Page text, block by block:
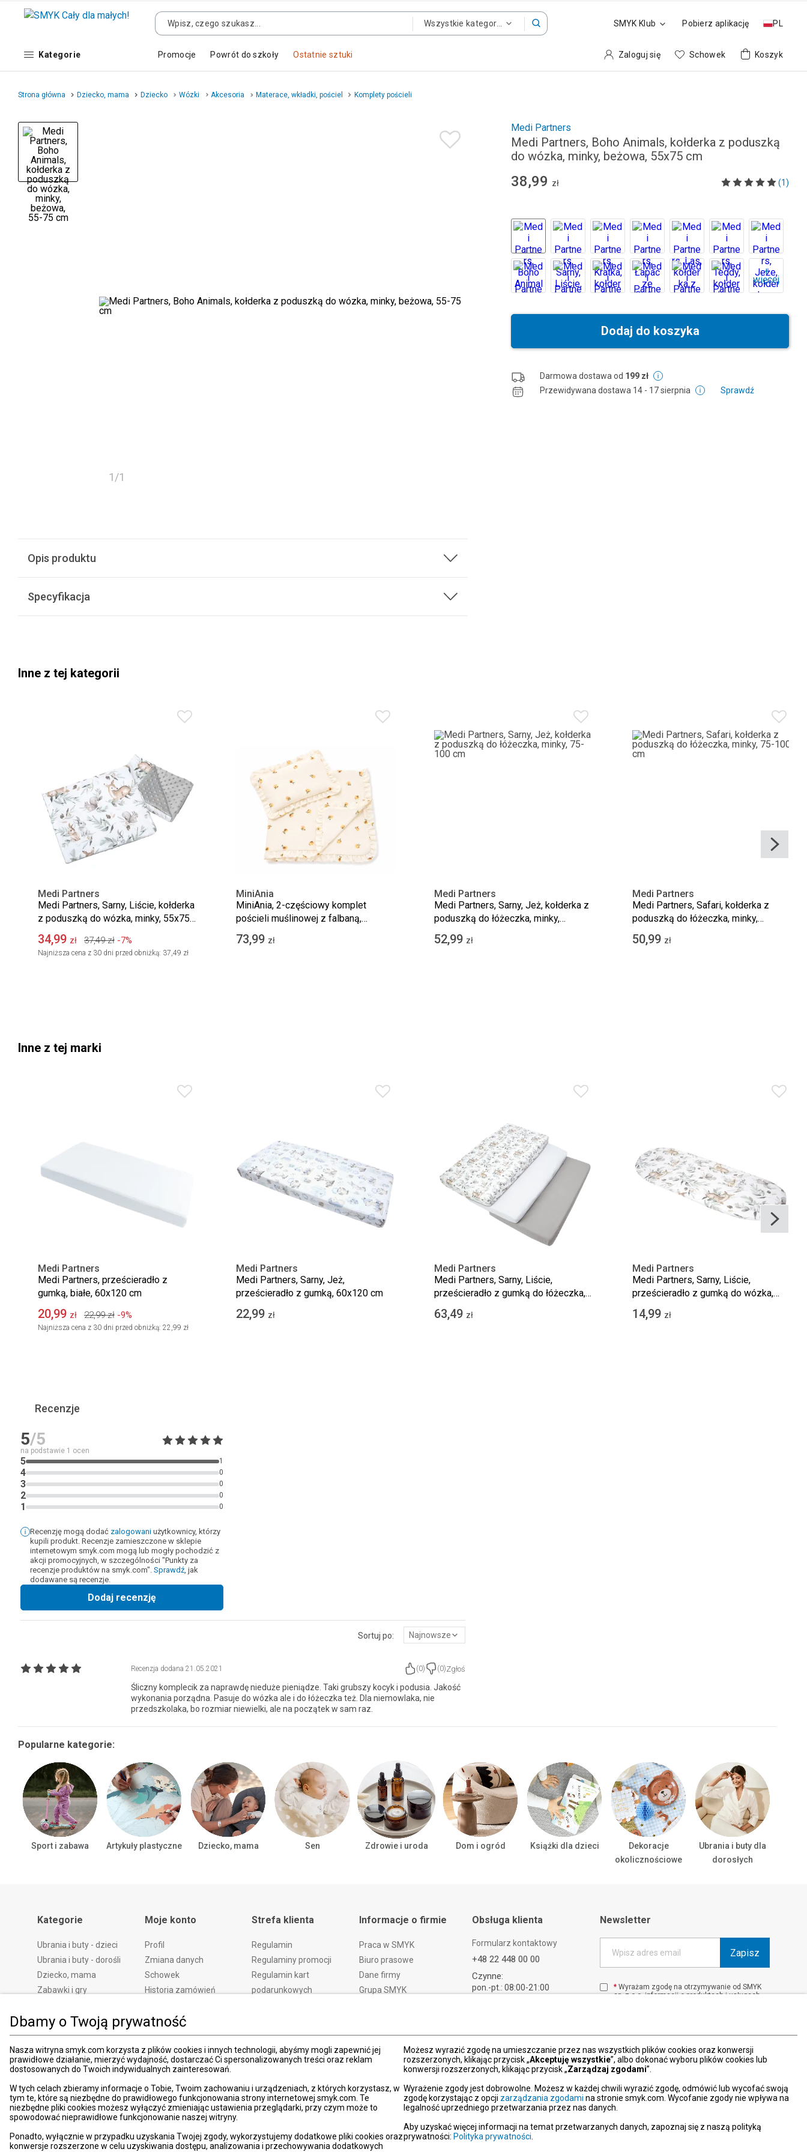
SMYK Klub Pobierz aplikację PL
Kategorie Promocje Powrót do szkoły Ostatnie sztuki
Dbamy o Twoją prywatność
Nasza witryna smyk.com korzysta z plików cookies i innych technologii, abyśmy mogli zapewnić jej
prawidłowe działanie, mierzyć wydajność, dostarczać Ci spersonalizowanych treści oraz reklam
dostosowanych do Twoich indywidualnych zainteresowań.
W tych celach zbieramy informacje o Tobie, Twoim zachowaniu i urządzeniach, z których korzystasz, w
tym te, które są niezbędne do prawidłowego funkcjonowania strony internetowej smyk.com. Te
niezbędne pliki cookies możesz wyłączyć zmieniając ustawienia przeglądarki, przy czym może to
spowodować nieprawidłowe funkcjonowanie naszej witryny.
Ponadto, wyłącznie w przypadku uzyskania Twojej zgody, wykorzystujemy dodatkowe pliki cookies oraz
konwersje rozszerzone w celu uzyskiwania dostępu, analizowania i przechowywania dodatkowych
Możesz wyrazić zgodę na umieszczanie przez nas wszystkich plików cookies oraz konwersji
rozszerzonych, klikając przycisk „Akceptuję wszystkie”, albo dokonać wyboru plików cookies lub
konwersji rozszerzonych, klikając przycisk „Zarządzaj zgodami”.
Wyrażenie zgody jest dobrowolne. Możesz w każdej chwili wyrazić zgodę, odmówić lub wycofać swoją
zgodę korzystając z opcji zarządzania zgodami na stronie smyk.com. Wycofanie zgody nie wpływa na
legalność uprzedniego przetwarzania przez nas danych.
Aby uzyskać więcej informacji na temat przetwarzanych danych, zapoznaj się z naszą polityką
prywatności: Polityka prywatności
Zaloguj się Schowek Koszyk
Strona główna Dziecko, mama Dziecko Wózki Akcesoria Materace, wkładki, pościel Komplety pościeli
1/1
Opis produktu
Specyfikacja
Medi Partners
Medi Partners, Boho Animals, kołderka z poduszką
do wózka, minky, beżowa, 55x75 cm
38,99 zł (1)
+
więcej
Dodaj do koszyka
Darmowa dostawa od 199 zł
Przewidywana dostawa 14 - 17 sierpnia Sprawdź
Inne z tej kategorii
Medi Partners
Medi Partners, Sarny, Liście, kołderka
z poduszką do wózka, minky, 55x75
cm
34,99 zł 37,49 zł -7%
Najniższa cena z 30 dni przed obniżką: 37,49 zł
MiniAnia
MiniAnia, 2-częściowy komplet
pościeli muślinowej z falbaną,
brzoskwinia, 60x70 cm
73,99 zł
Medi Partners
Medi Partners, Sarny, Jeż, kołderka z
poduszką do łóżeczka, minky,
75x100 cm
52,99 zł
Medi Partners
Medi Partners, Safari, kołderka z
poduszką do łóżeczka, minky,
75x100 cm
50,99 zł
Inne z tej marki
Medi Partners
Medi Partners, prześcieradło z
gumką, białe, 60x120 cm
20,99 zł 22,99 zł -9%
Najniższa cena z 30 dni przed obniżką: 22,99 zł
Medi Partners
Medi Partners, Sarny, Jeż,
prześcieradło z gumką, 60x120 cm
22,99 zł
Medi Partners
Medi Partners, Sarny, Liście,
prześcieradło z gumką do łóżeczka,
bawełniane, 120x60 cm, 3 szt.
63,49 zł
Medi Partners
Medi Partners, Sarny, Liście,
prześcieradło z gumką do wózka,
bawełniane
14,99 zł
Recenzje
5/5
na podstawie 1 ocen
5 1
4 0
3 0
2 0
1 0
Recenzję mogą dodać zalogowani użytkownicy, którzy
kupili produkt. Recenzje zamieszczone w sklepie
internetowym smyk.com mogą lub mogły pochodzić z
akcji promocyjnych, w szczególności "Punkty za
recenzje produktów na smyk.com". Sprawdź, jak
dodawane są recenzje.
Dodaj recenzję
Sortuj po: Najnowsze
Recenzja dodana 21.05.2021 (0) (0)Zgłoś
Śliczny komplecik za naprawdę nieduże pieniądze. Taki grubszy kocyk i podusia. Jakość
wykonania porządna. Pasuje do wózka ale i do łóżeczka też. Dla niemowlaka, nie
przedszkolaka, bo rozmiar niewielki, ale na początek w sam raz.
Popularne kategorie:
Sport i zabawa Artykuły plastyczne Dziecko, mama Sen Zdrowie i uroda Dom i ogród Książki dla dzieci
Dekoracje
okolicznościowe
Ubrania i buty dla
dorosłych
Kategorie
Ubrania i buty - dzieci
Ubrania i buty - dorośli
Dziecko, mama
Zabawki i gry
Zdrowie i uroda
Dom i ogród
Promocje
Porady
Moje konto
Profil
Zmiana danych
Schowek
Historia zamówień
Polityka prywatności
Ustawienia prywatności
Śledzenie zamówień
Strefa klienta
Regulamin
Regulaminy promocji
Regulamin kart
podarunkowych
Reklamacje
Metody płatności
PayPo
Karty podarunkowe
Znajdź sklep SMYK
Newsletter
Informacje o firmie
Praca w SMYK
Biuro prasowe
Dane firmy
Grupa SMYK
Akt o usługach cyfrowych
Deklaracja dostępności
Obsługa klienta
Formularz kontaktowy
+48 22 448 00 00
Czynne:
pon.-pt.: 08:00-21:00
Newsletter
Wpisz adres email Zapisz
* Wyrażam zgodę na otrzymywanie od SMYK
sp. z o.o. informacji o produktach i usługach
W każdej chwili możesz z łatwością cofnąć
więcej